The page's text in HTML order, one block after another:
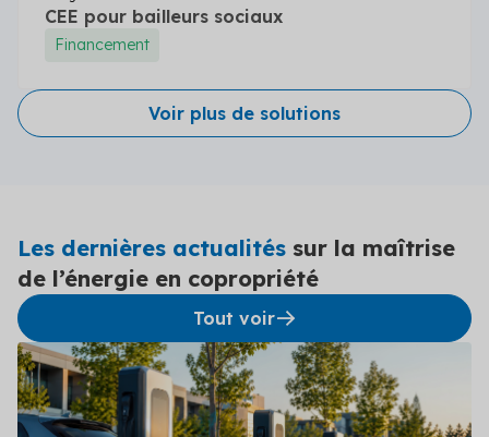
CEE pour bailleurs sociaux
Financement
Voir plus de solutions
Les dernières actualités sur la maîtrise
de l’énergie en copropriété
Tout voir